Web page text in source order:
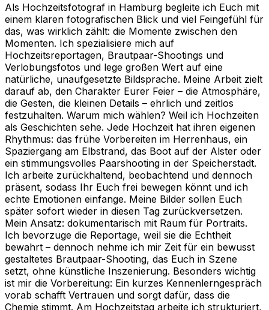
Als Hochzeitsfotograf in Hamburg begleite ich Euch mit
einem klaren fotografischen Blick und viel Feingefühl für
das, was wirklich zählt: die Momente zwischen den
Momenten. Ich spezialisiere mich auf
Hochzeitsreportagen, Brautpaar-Shootings und
Verlobungsfotos und lege großen Wert auf eine
natürliche, unaufgesetzte Bildsprache. Meine Arbeit zielt
darauf ab, den Charakter Eurer Feier – die Atmosphäre,
die Gesten, die kleinen Details – ehrlich und zeitlos
festzuhalten. Warum mich wählen? Weil ich Hochzeiten
als Geschichten sehe. Jede Hochzeit hat ihren eigenen
Rhythmus: das frühe Vorbereiten im Herrenhaus, ein
Spaziergang am Elbstrand, das Boot auf der Alster oder
ein stimmungsvolles Paarshooting in der Speicherstadt.
Ich arbeite zurückhaltend, beobachtend und dennoch
präsent, sodass Ihr Euch frei bewegen könnt und ich
echte Emotionen einfange. Meine Bilder sollen Euch
später sofort wieder in diesen Tag zurückversetzen.
Mein Ansatz: dokumentarisch mit Raum für Portraits.
Ich bevorzuge die Reportage, weil sie die Echtheit
bewahrt – dennoch nehme ich mir Zeit für ein bewusst
gestaltetes Brautpaar-Shooting, das Euch in Szene
setzt, ohne künstliche Inszenierung. Besonders wichtig
ist mir die Vorbereitung: Ein kurzes Kennenlerngespräch
vorab schafft Vertrauen und sorgt dafür, dass die
Chemie stimmt. Am Hochzeitstag arbeite ich strukturiert,